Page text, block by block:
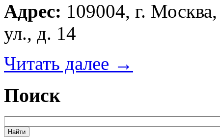
Адрес: 109004, г.
ул., д. 14
Читать далее →
Поиск